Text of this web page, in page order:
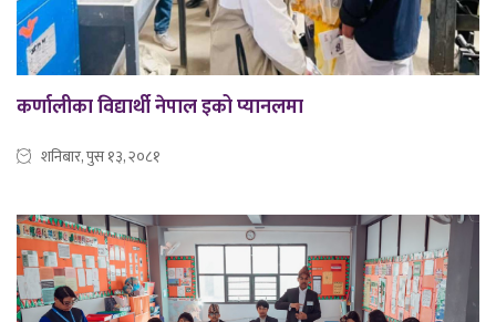
कर्णालीका विद्यार्थी नेपाल इको प्यानलमा
शनिबार, पुस १३, २०८१